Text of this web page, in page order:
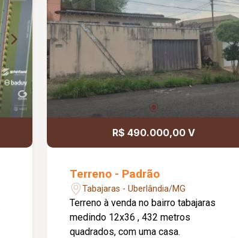
R$ 490.000,00 V
Terreno - Padrão
Tabajaras - Uberlândia/MG
Terreno à venda no bairro tabajaras
medindo 12x36 , 432 metros
quadrados, com uma casa.